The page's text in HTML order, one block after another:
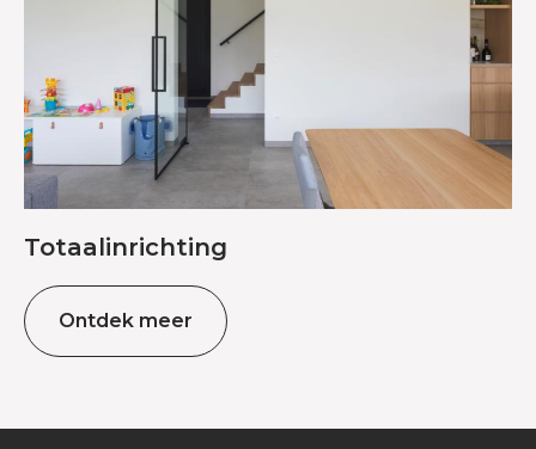
Totaalinrichting
Ontdek meer